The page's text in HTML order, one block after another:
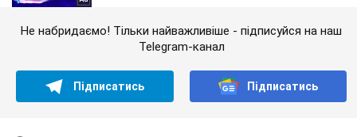
Не набридаємо! Тільки найважливіше - підписуйся на наш
Telegram-канал
Підписатись Підписатись